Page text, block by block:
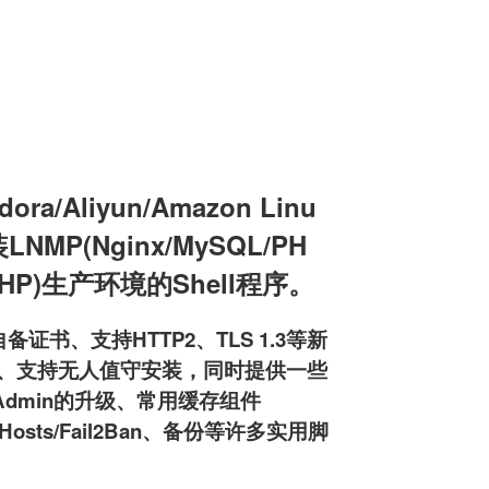
Aliyun/Amazon Linu
MySQL/PH
生产环境的Shell程序。
证书、支持HTTP2、TLS 1.3等新
支持无人值守安装，同时提供一些
的升级、常用缓存组件
Fail2Ban、备份等许多实用脚